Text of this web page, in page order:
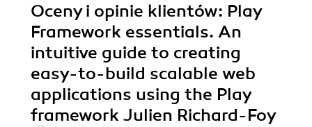
Oceny i opinie klientów: Play
Framework essentials. An
intuitive guide to creating
easy-to-build scalable web
applications using the Play
framework Julien Richard-Foy